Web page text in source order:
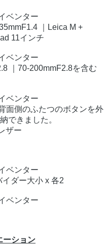
｜Leica M +
11インチ
｜70-200mmF2.8を含む
面側のふたつのボタンを外
できました。
ザー
ダー大小 x 各2
ーション